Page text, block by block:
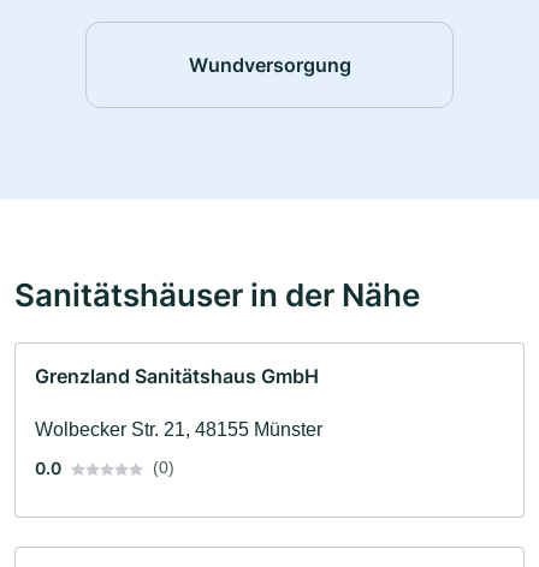
Wundversorgung
Sanitätshäuser in der Nähe
Grenzland Sanitätshaus GmbH
Wolbecker Str. 21, 48155 Münster
0.0
(0)